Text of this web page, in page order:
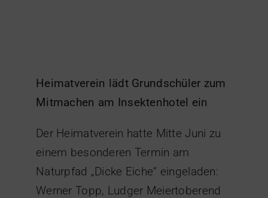
Heimatverein lädt Grundschüler zum
Mitmachen am Insektenhotel ein
Der Heimatverein hatte Mitte Juni zu
einem besonderen Termin am
Naturpfad „Dicke Eiche“ eingeladen:
Werner Topp, Ludger Meiertoberend